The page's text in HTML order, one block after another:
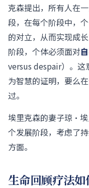
克森提出，所有人在
段，在每个阶段中，
的对立，从而实现成
阶段，个体必须面对
versus despair）。这
为智慧的证明，要么
过。
埃里克森的妻子琼·
个发展阶段，考虑了
方面。
生命回顾疗法如